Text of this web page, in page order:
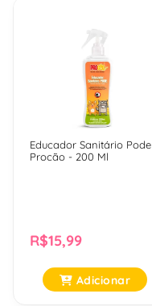
Educador Sanitário Pode
Procão - 200 Ml
R$15,99
Adicionar